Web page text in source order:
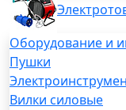
Оборудование и
Пушки
Вилки силовые